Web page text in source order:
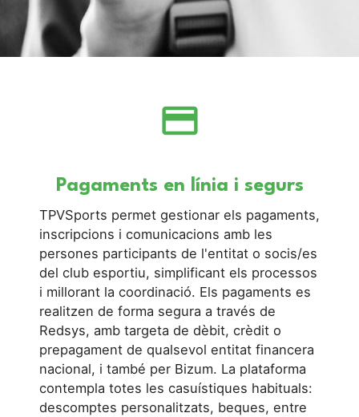
credit_card
Pagaments en línia i segurs
TPVSports permet gestionar els pagaments,
inscripcions i comunicacions amb les
persones participants de l'entitat o socis/es
del club esportiu, simplificant els processos
i millorant la coordinació. Els pagaments es
realitzen de forma segura a través de
Redsys, amb targeta de dèbit, crèdit o
prepagament de qualsevol entitat financera
nacional, i també per Bizum. La plataforma
contempla totes les casuístiques habituals:
descomptes personalitzats, beques, entre